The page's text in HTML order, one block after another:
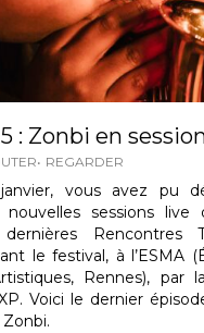
: Zonbi en
REGARDER
vous avez pu
sessions live
Rencontres
le festival, à l’ESMA
Rennes), par
Voici le dernier